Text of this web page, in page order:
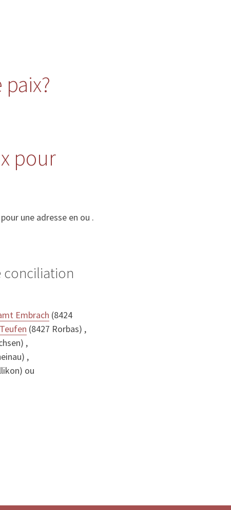
pour
une adresse en ou .
conciliation
Embrach (8424
(8427 Rorbas) ,
,
,
ou